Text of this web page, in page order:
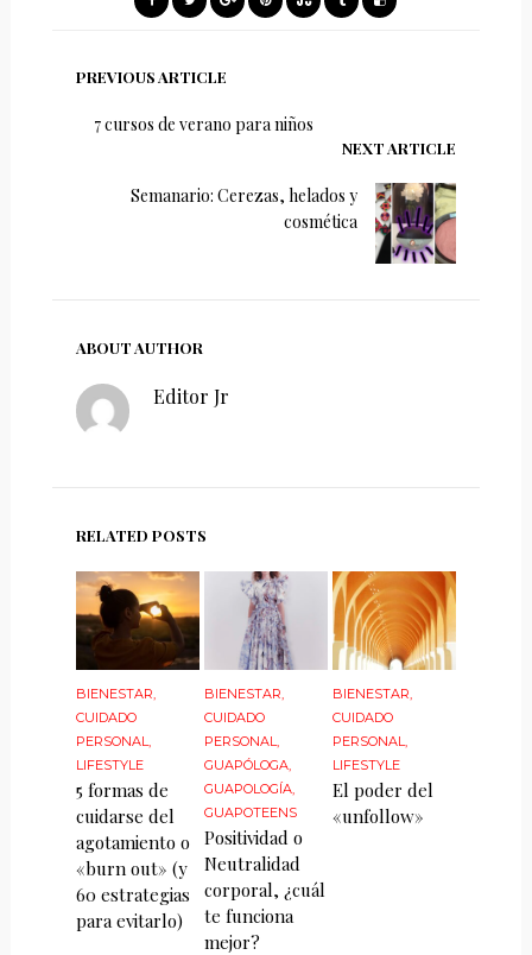
PREVIOUS ARTICLE
7 cursos de verano para niños
NEXT ARTICLE
Semanario: Cerezas, helados y
cosmética
ABOUT AUTHOR
Editor Jr
RELATED POSTS
BIENESTAR,
CUIDADO
PERSONAL,
LIFESTYLE
5 formas de
cuidarse del
agotamiento o
«burn out» (y
60 estrategias
para evitarlo)
BIENESTAR,
CUIDADO
PERSONAL,
GUAPÓLOGA,
GUAPOLOGÍA,
GUAPOTEENS
Positividad o
Neutralidad
corporal, ¿cuál
te funciona
mejor?
BIENESTAR,
CUIDADO
PERSONAL,
LIFESTYLE
El poder del
«unfollow»